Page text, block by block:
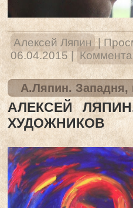
Алексей Ляпин |
06.04.2015 |
А.Ляпин. Западня,
АЛЕКСЕЙ
ХУДОЖНИКОВ